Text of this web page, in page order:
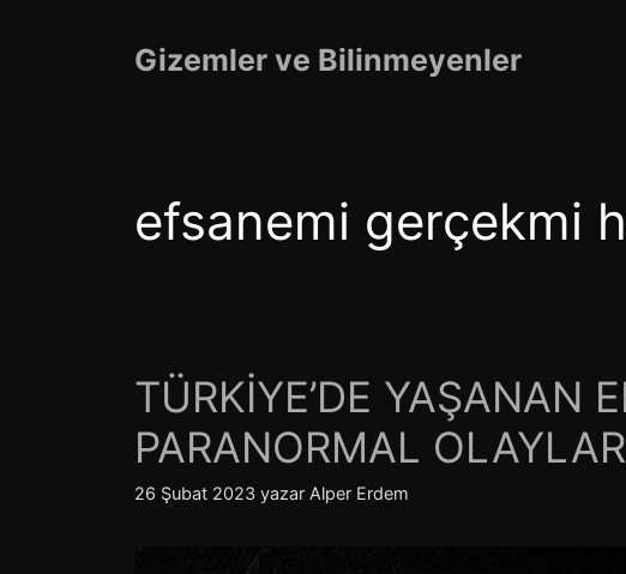
Gizemler ve Bilinmeyenler
efsanemi gerçekmi
TÜRKİYE’DE YAŞANAN
PARANORMAL
26 Şubat 2023 yazar Alper Erdem